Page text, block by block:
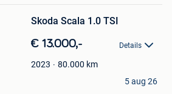
Skoda Scala 1.0 TSI
€ 13.000,- Details
2023 80.000 km
5 aug 26